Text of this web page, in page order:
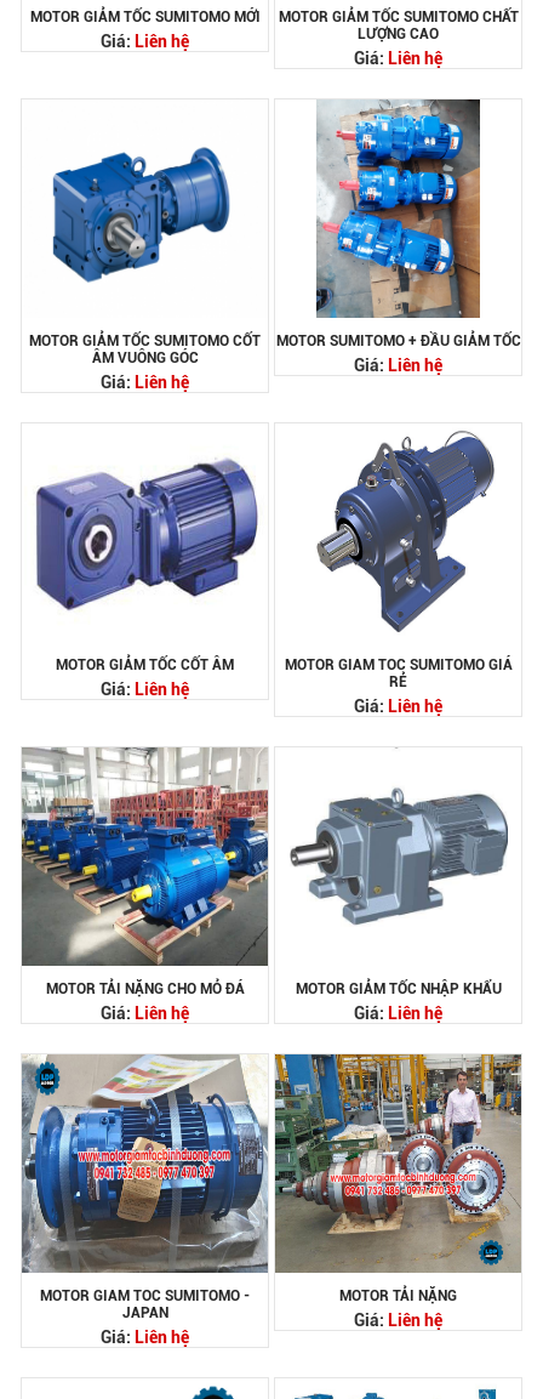
MOTOR GIẢM TỐC SUMITOMO MỚI
Giá: Liên hệ
MOTOR GIẢM TỐC SUMITOMO CHẤT
LƯỢNG CAO
Giá: Liên hệ
MOTOR GIẢM TỐC SUMITOMO CỐT
ÂM VUÔNG GÓC
Giá: Liên hệ
MOTOR SUMITOMO + ĐẦU GIẢM TỐC
Giá: Liên hệ
MOTOR GIẢM TỐC CỐT ÂM
Giá: Liên hệ
MOTOR GIAM TOC SUMITOMO GIÁ
RẺ
Giá: Liên hệ
MOTOR TẢI NẶNG CHO MỎ ĐÁ
Giá: Liên hệ
MOTOR GIẢM TỐC NHẬP KHẨU
Giá: Liên hệ
MOTOR GIAM TOC SUMITOMO -
JAPAN
Giá: Liên hệ
MOTOR TẢI NẶNG
Giá: Liên hệ